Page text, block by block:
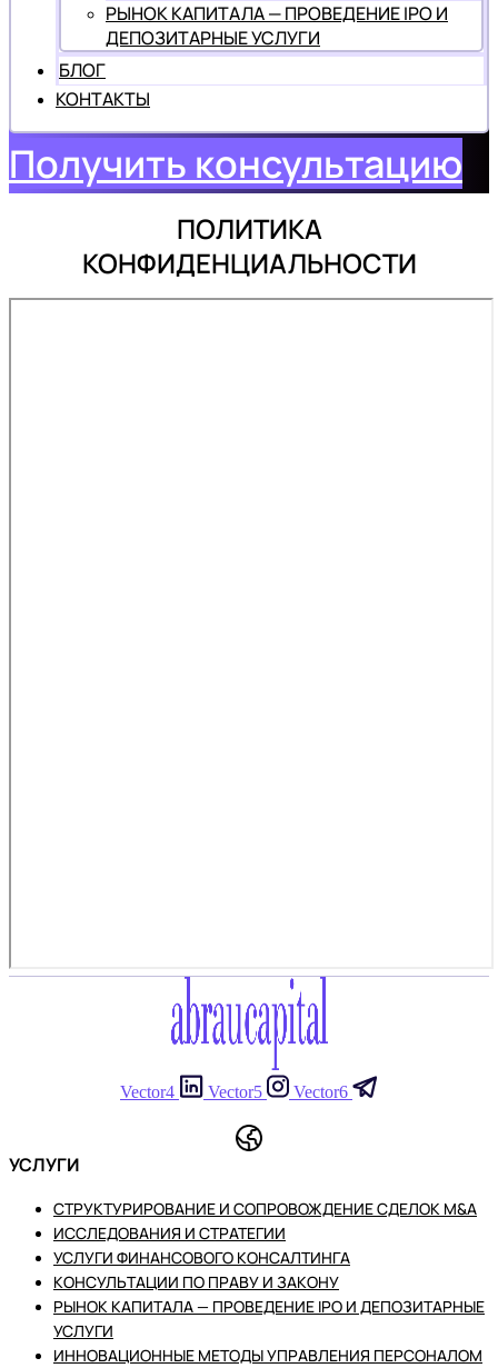
РЫНОК КАПИТАЛА — ПРОВЕДЕНИЕ IPO И
ДЕПОЗИТАРНЫЕ УСЛУГИ
БЛОГ
КОНТАКТЫ
Получить консультацию
ПОЛИТИКА
КОНФИДЕНЦИАЛЬНОСТИ
Vector4 Vector5 Vector6
УСЛУГИ
СТРУКТУРИРОВАНИЕ И СОПРОВОЖДЕНИЕ СДЕЛОК M&A
ИССЛЕДОВАНИЯ И СТРАТЕГИИ
УСЛУГИ ФИНАНСОВОГО КОНСАЛТИНГА
КОНСУЛЬТАЦИИ ПО ПРАВУ И ЗАКОНУ
РЫНОК КАПИТАЛА — ПРОВЕДЕНИЕ IPO И ДЕПОЗИТАРНЫЕ
УСЛУГИ
ИННОВАЦИОННЫЕ МЕТОДЫ УПРАВЛЕНИЯ ПЕРСОНАЛОМ